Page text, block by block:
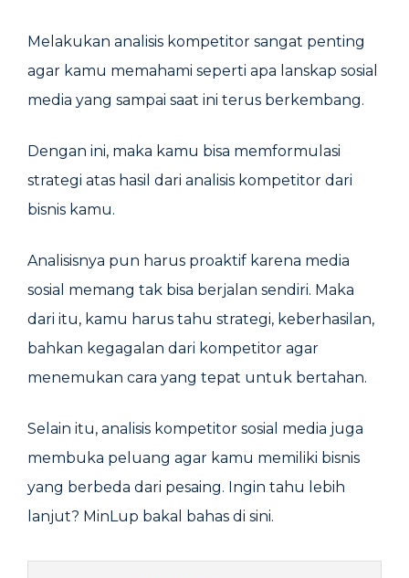
Melakukan analisis kompetitor sangat penting
agar kamu memahami seperti apa lanskap sosial
media yang sampai saat ini terus berkembang.
Dengan ini, maka kamu bisa memformulasi
strategi atas hasil dari analisis kompetitor dari
bisnis kamu.
Analisisnya pun harus proaktif karena media
sosial memang tak bisa berjalan sendiri. Maka
dari itu, kamu harus tahu strategi, keberhasilan,
bahkan kegagalan dari kompetitor agar
menemukan cara yang tepat untuk bertahan.
Selain itu, analisis kompetitor sosial media juga
membuka peluang agar kamu memiliki bisnis
yang berbeda dari pesaing. Ingin tahu lebih
lanjut? MinLup bakal bahas di sini.